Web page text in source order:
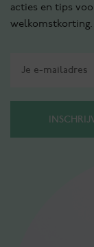
acties en tips
welkomstkorting.